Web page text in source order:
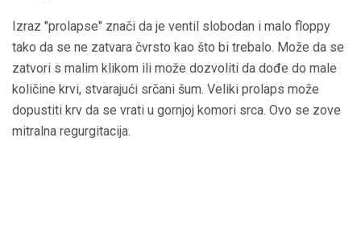
Izraz "prolapse" znači da je ventil slobodan i malo floppy
tako da se ne zatvara čvrsto kao što bi trebalo. Može da se
zatvori s malim klikom ili može dozvoliti da dođe do male
količine krvi, stvarajući srčani šum. Veliki prolaps može
dopustiti krv da se vrati u gornjoj komori srca. Ovo se zove
mitralna regurgitacija.